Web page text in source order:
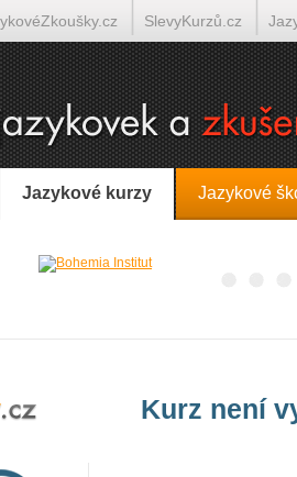
Jazykové kurzy Jazykové
Kurz není
SlevyKurzů.cz
Italština on-line Tlumočení-